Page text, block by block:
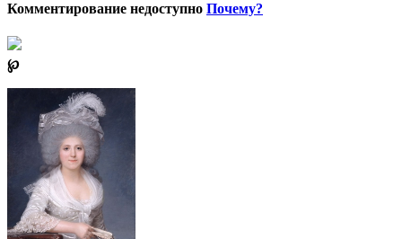
Комментирование недоступно Почему?
℘